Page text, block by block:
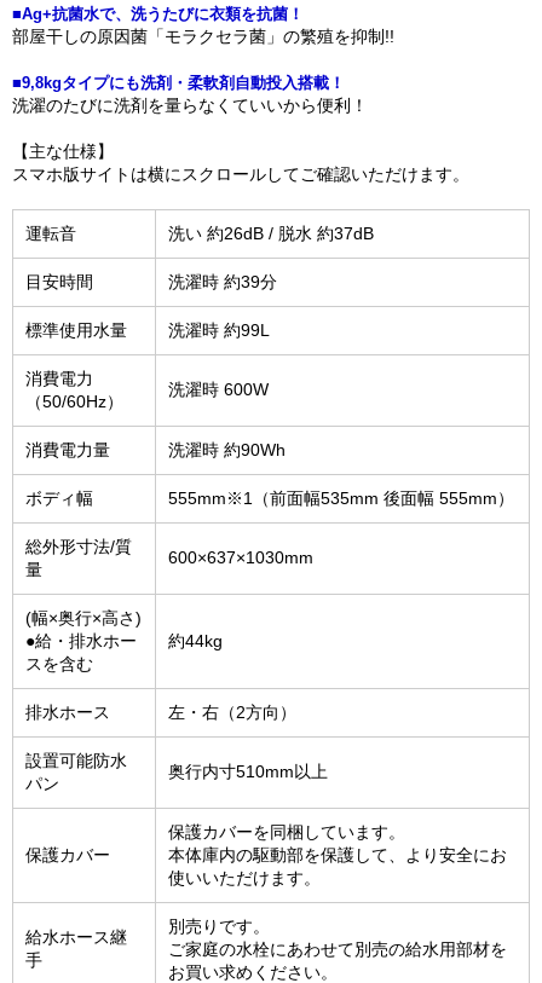
■Ag+抗菌水で、洗うたびに衣類を抗菌！
部屋干しの原因菌「モラクセラ菌」の繁殖を抑制!!
■9,8kgタイプにも洗剤・柔軟剤自動投入搭載！
洗濯のたびに洗剤を量らなくていいから便利！
【主な仕様】
スマホ版サイトは横にスクロールしてご確認いただけます。
運転音 洗い 約26dB / 脱水 約37dB
目安時間 洗濯時 約39分
標準使用水量 洗濯時 約99L
消費電力
（50/60Hz）
洗濯時 600W
消費電力量 洗濯時 約90Wh
ボディ幅 555mm※1（前面幅535mm 後面幅 555mm）
総外形寸法/質
量
600×637×1030mm
(幅×奥行×高さ)
●給・排水ホー
スを含む
約44kg
排水ホース 左・右（2方向）
設置可能防水
パン
奥行内寸510mm以上
保護カバー
保護カバーを同梱しています。
本体庫内の駆動部を保護して、より安全にお
使いいただけます。
給水ホース継
手
別売りです。
ご家庭の水栓にあわせて別売の給水用部材を
お買い求めください。